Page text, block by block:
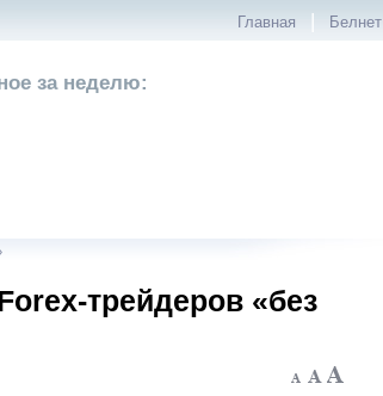
Главная | Белнет
за неделю:
трейдеров «без